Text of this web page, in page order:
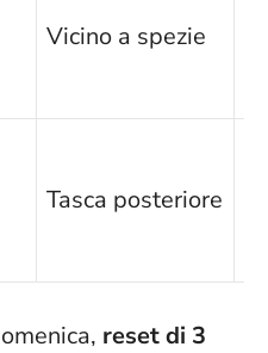
Vicino a spezie
Tasca posteriore
reset di 3